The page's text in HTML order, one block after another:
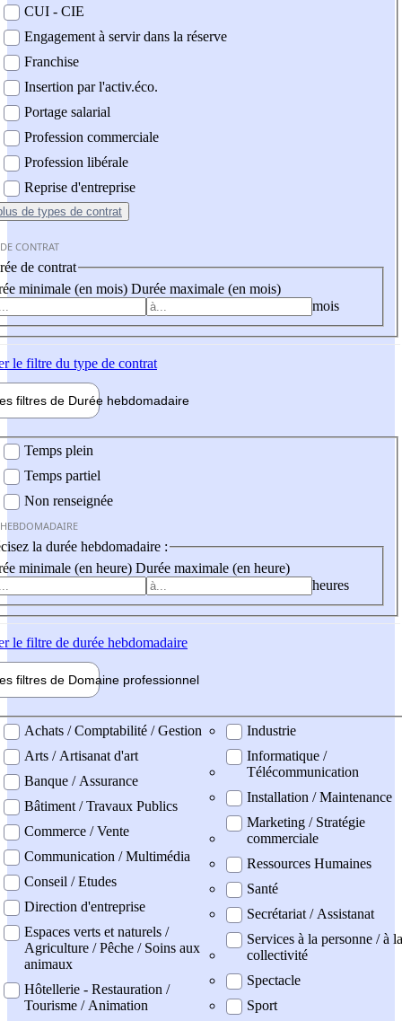
CUI - CIE
Engagement à servir dans la réserve
Franchise
Insertion par l'activ.éco.
Portage salarial
Profession commerciale
Profession libérale
Reprise d'entreprise
de types de contrat
CONTRAT
de contrat
minimale (en mois) Durée maximale (en mois)
mois
le filtre du type de contrat
filtres de Durée hebdomadaire
Temps plein
Temps partiel
Non renseignée
la durée hebdomadaire :
minimale (en heure) Durée maximale (en heure)
heures
le filtre de durée hebdomadaire
filtres de Domaine professionnel
professionel
Achats / Comptabilité / Gestion
Arts / Artisanat d'art
Banque / Assurance
Bâtiment / Travaux Publics
Commerce / Vente
Communication / Multimédia
Conseil / Etudes
Direction d'entreprise
Espaces verts et naturels /
Agriculture / Pêche / Soins aux
animaux
Hôtellerie - Restauration /
Tourisme / Animation
Industrie
Informatique /
Télécommunication
Installation / Maintenance
Marketing / Stratégie
commerciale
Ressources Humaines
Santé
Secrétariat / Assistanat
Services à la personne / à la
collectivité
Spectacle
Sport